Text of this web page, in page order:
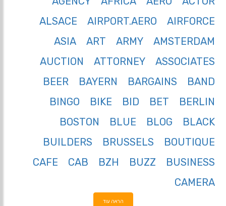
AIRFORCE
AIRPORT.AERO
ALSACE
AMSTERDAM
ARMY
ART
ASIA
ASSOCIATES
ATTORNEY
AUCTION
BAND
BARGAINS
BAYERN
BEER
BERLIN
BET
BID
BIKE
BINGO
BLACK
BLOG
BLUE
BOSTON
BOUTIQUE
BRUSSELS
BUILDERS
BUSINESS
BUZZ
BZH
CAB
CAFE
CAMERA
הראה עוד